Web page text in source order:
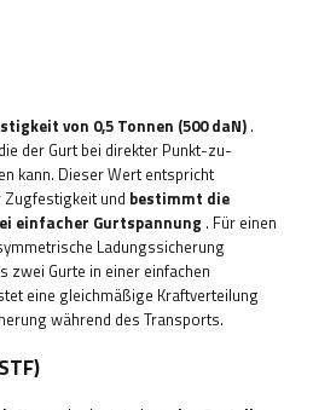
von 0,5 Tonnen (500 daN) .
der Gurt bei direkter Punkt-zu-
kann. Dieser Wert entspricht
und bestimmt die
einfacher Gurtspannung . Für einen
Ladungssicherung
zwei Gurte in einer einfachen
eine gleichmäßige Kraftverteilung
während des Transports.